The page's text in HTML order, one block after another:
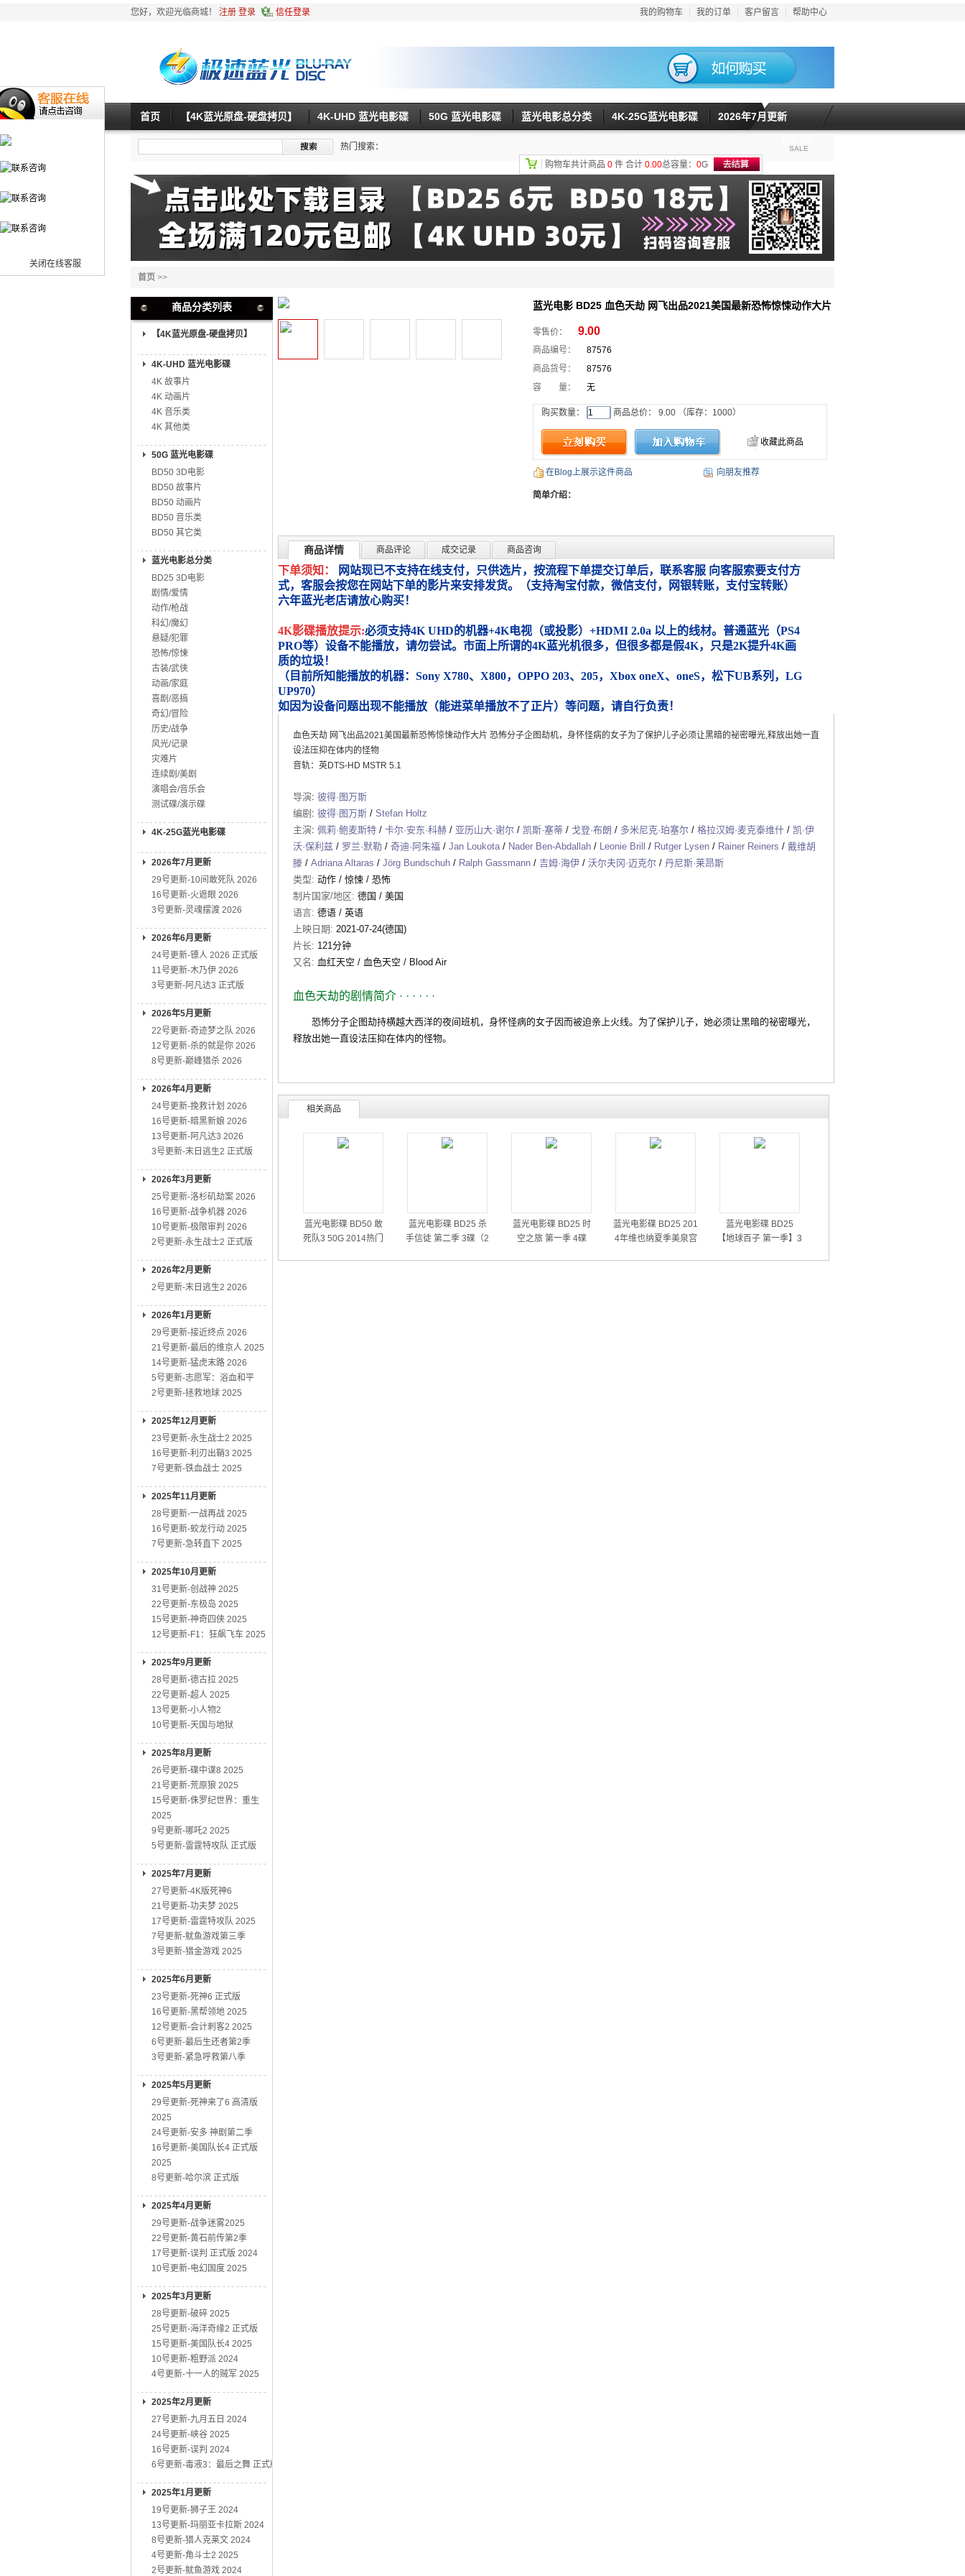
关闭在线客服
您好，欢迎光临商城！ 注册 登录 信任登录 我的购物车 我的订单 客户留言 帮助中心
首页 【4K蓝光原盘-硬盘拷贝】 4K-UHD 蓝光电影碟 50G 蓝光电影碟 蓝光电影总分类 4K-25G蓝光电影碟 2026年7月更新
SALE
热门搜索：
购物车共计商品 0 件 合计 0.00总容量： 0G
首页 >>
商品分类列表
【4K蓝光原盘-硬盘拷贝】
4K-UHD 蓝光电影碟
4K 故事片
4K 动画片
4K 音乐类
4K 其他类
50G 蓝光电影碟
BD50 3D电影
BD50 故事片
BD50 动画片
BD50 音乐类
BD50 其它类
蓝光电影总分类
BD25 3D电影
剧情/爱情
动作/枪战
科幻/魔幻
悬疑/犯罪
恐怖/惊悚
古装/武侠
动画/家庭
喜剧/恶搞
奇幻/冒险
历史/战争
风光/记录
灾难片
连续剧/美剧
演唱会/音乐会
测试碟/演示碟
4K-25G蓝光电影碟
2026年7月更新
29号更新-10间敢死队 2026
16号更新-火遮眼 2026
3号更新-灵魂摆渡 2026
2026年6月更新
24号更新-镖人 2026 正式版
11号更新-木乃伊 2026
3号更新-阿凡达3 正式版
2026年5月更新
22号更新-奇迹梦之队 2026
12号更新-杀的就是你 2026
8号更新-巅峰猎杀 2026
2026年4月更新
24号更新-挽救计划 2026
16号更新-暗黑新娘 2026
13号更新-阿凡达3 2026
3号更新-末日逃生2 正式版
2026年3月更新
25号更新-洛杉矶劫案 2026
16号更新-战争机器 2026
10号更新-极限审判 2026
2号更新-永生战士2 正式版
2026年2月更新
2号更新-末日逃生2 2026
2026年1月更新
29号更新-接近终点 2026
21号更新-最后的维京人 2025
14号更新-猛虎末路 2026
5号更新-志愿军：浴血和平
2号更新-拯救地球 2025
2025年12月更新
23号更新-永生战士2 2025
16号更新-利刃出鞘3 2025
7号更新-铁血战士 2025
2025年11月更新
28号更新-一战再战 2025
16号更新-蛟龙行动 2025
7号更新-急转直下 2025
2025年10月更新
31号更新-创战神 2025
22号更新-东极岛 2025
15号更新-神奇四侠 2025
12号更新-F1：狂飙飞车 2025
2025年9月更新
28号更新-德古拉 2025
22号更新-超人 2025
13号更新-小人物2
10号更新-天国与地狱
2025年8月更新
26号更新-碟中谍8 2025
21号更新-荒原狼 2025
15号更新-侏罗纪世界：重生
2025
9号更新-哪吒2 2025
5号更新-雷霆特攻队 正式版
2025年7月更新
27号更新-4K版死神6
21号更新-功夫梦 2025
17号更新-雷霆特攻队 2025
7号更新-鱿鱼游戏第三季
3号更新-猎金游戏 2025
2025年6月更新
23号更新-死神6 正式版
16号更新-黑帮领地 2025
12号更新-会计刺客2 2025
6号更新-最后生还者第2季
3号更新-紧急呼救第八季
2025年5月更新
29号更新-死神来了6 高清版
2025
24号更新-安多 神剧第二季
16号更新-美国队长4 正式版
2025
8号更新-哈尔滨 正式版
2025年4月更新
29号更新-战争迷雾2025
22号更新-黄石前传第2季
17号更新-误判 正式版 2024
10号更新-电幻国度 2025
2025年3月更新
28号更新-破碎 2025
25号更新-海洋奇缘2 正式版
15号更新-美国队长4 2025
10号更新-粗野派 2024
4号更新-十一人的贼军 2025
2025年2月更新
27号更新-九月五日 2024
24号更新-峡谷 2025
16号更新-误判 2024
6号更新-毒液3：最后之舞 正式版
2025年1月更新
19号更新-狮子王 2024
13号更新-玛丽亚卡拉斯 2024
8号更新-猎人克莱文 2024
4号更新-角斗士2 2025
2号更新-鱿鱼游戏 2024
蓝光电影 BD25 血色天劫 网飞出品2021美国最新恐怖惊悚动作大片
零售价： 9.00
商品编号：
87576
商品货号：
87576
容 量：
无
购买数量： 商品总价： 9.00 （库存： 1000）
收藏此商品
在Blog上展示这件商品 向朋友推荐
简单介绍：
商品详情 商品评论 成交记录 商品咨询
下单须知：
网站现已不支持在线支付，只供选片，按流程下单提交订单后，联系客服 向客服索要支付方
式，客服会按您在网站下单的影片来安排发货。（支持淘宝付款，微信支付，网银转账，支付宝转账）
六年蓝光老店请放心购买！
4K影碟播放提示:必须支持4K UHD的机器+4K电视（或投影）+HDMI 2.0a 以上的线材。普通蓝光（PS4
PRO等）设备不能播放，请勿尝试。市面上所谓的4K蓝光机很多，但很多都是假4K，只是2K提升4K画
质的垃圾！
（目前所知能播放的机器：Sony X780、X800，OPPO 203、205，Xbox oneX、oneS，松下UB系列，LG
UP970）
如因为设备问题出现不能播放（能进菜单播放不了正片）等问题，请自行负责！
血色天劫 网飞出品2021美国最新恐怖惊悚动作大片 恐怖分子企图劫机，身怀怪病的女子为了保护儿子必须让黑暗的祕密曝光,释放出她一直
设法压抑在体内的怪物
音轨：英DTS-HD MSTR 5.1
导演: 彼得·图万斯
编剧 : 彼得·图万斯 / Stefan Holtz
主演: 佩莉·鲍麦斯特 / 卡尔·安东·科赫 / 亚历山大·谢尔 / 凯斯·塞蒂 / 戈登·布朗 / 多米尼克·珀塞尔 / 格拉汉姆·麦克泰维什 / 凯·伊
沃·保利兹 / 罗兰·默勒 / 奇迪·阿朱福 / Jan Loukota / Nader Ben-Abdallah / Leonie Brill / Rutger Lysen / Rainer Reiners / 戴维胡
滕 / Adriana Altaras / Jörg Bundschuh / Ralph Gassmann / 吉姆·海伊 / 沃尔夫冈·迈克尔 / 丹尼斯·莱昂斯
类型: 动作 / 惊悚 / 恐怖
制片国家/地区: 德国 / 美国
语言: 德语 / 英语
上映日期: 2021-07-24(德国)
片长: 121分钟
又名: 血红天空 / 血色天空 / Blood Air
血色天劫的剧情简介 · · · · · ·
恐怖分子企图劫持横越大西洋的夜间班机，身怀怪病的女子因而被迫亲上火线。为了保护儿子，她必须让黑暗的祕密曝光，
释放出她一直设法压抑在体内的怪物。
相关商品
蓝光电影碟 BD50 敢
死队3 50G 2014热门
蓝光电影碟 BD25 杀
手信徒 第二季 3碟（2
蓝光电影碟 BD25 时
空之旅 第一季 4碟
蓝光电影碟 BD25 201
4年维也纳夏季美泉宫
蓝光电影碟 BD25
【地球百子 第一季】3